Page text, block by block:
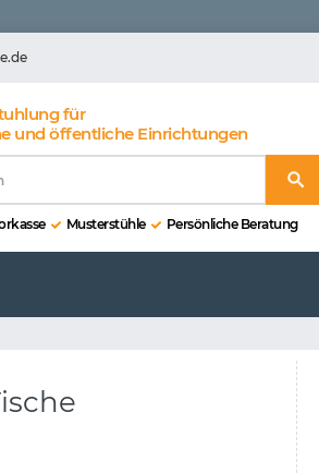
für
und öffentliche Einrichtungen
Musterstühle Persönliche Beratung